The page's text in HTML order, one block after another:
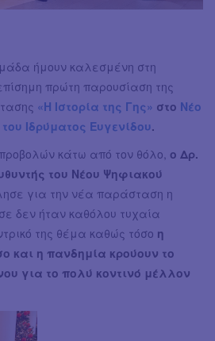
ήμουν καλεσμένη στη
πρώτη παρουσίαση της
«Η Ιστορία της Γης» στο Νέο
Ιδρύματος Ευγενίδου.
κάτω από τον θόλο, ο Δρ.
του Νέου Ψηφιακού
για την νέα παράσταση η
δεν ήταν καθόλου τυχαία
της θέμα καθώς τόσο η
και η πανδημία κρούουν το
για το πολύ κοντινό μέλλον